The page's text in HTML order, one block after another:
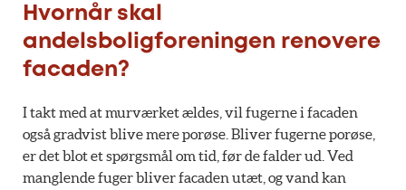
Hvornår skal
andelsboligforeningen renovere
facaden?
I takt med at murværket ældes, vil fugerne i facaden
også gradvist blive mere porøse. Bliver fugerne porøse,
er det blot et spørgsmål om tid, før de falder ud. Ved
manglende fuger bliver facaden utæt, og vand kan